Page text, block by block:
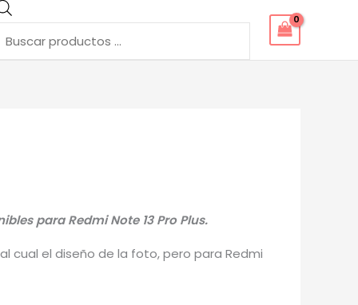
productos
para Redmi Note 13 Pro Plus.
cual el diseño de la foto, pero para Redmi